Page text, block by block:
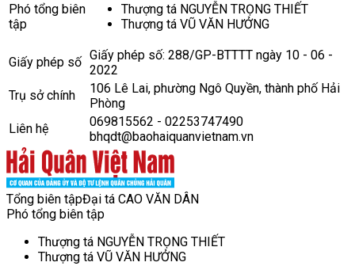
Phó tổng biên
tập
Thượng tá NGUYỄN TRỌNG THIẾT
Thượng tá VŨ VĂN HƯỞNG
Giấy phép số Giấy phép số: 288/GP-BTTTT ngày 10 - 06 -
2022
Trụ sở chính
106 Lê Lai, phường Ngô Quyền, thành phố Hải
Phòng
Liên hệ
069815562 - 02253747490
bhqdt@baohaiquanvietnam.vn
Tổng biên tậpĐại tá CAO VĂN DÂN
Phó tổng biên tập
Thượng tá NGUYỄN TRỌNG THIẾT
Thượng tá VŨ VĂN HƯỞNG